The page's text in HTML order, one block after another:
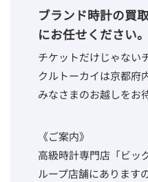
ブランド時計の買
にお任せください。
チケットだけじゃない
クルトーカイは京都府
みなさまのお越しをお
《ご案内》
高級時計専門店「ビッ
ループ店舗にあります